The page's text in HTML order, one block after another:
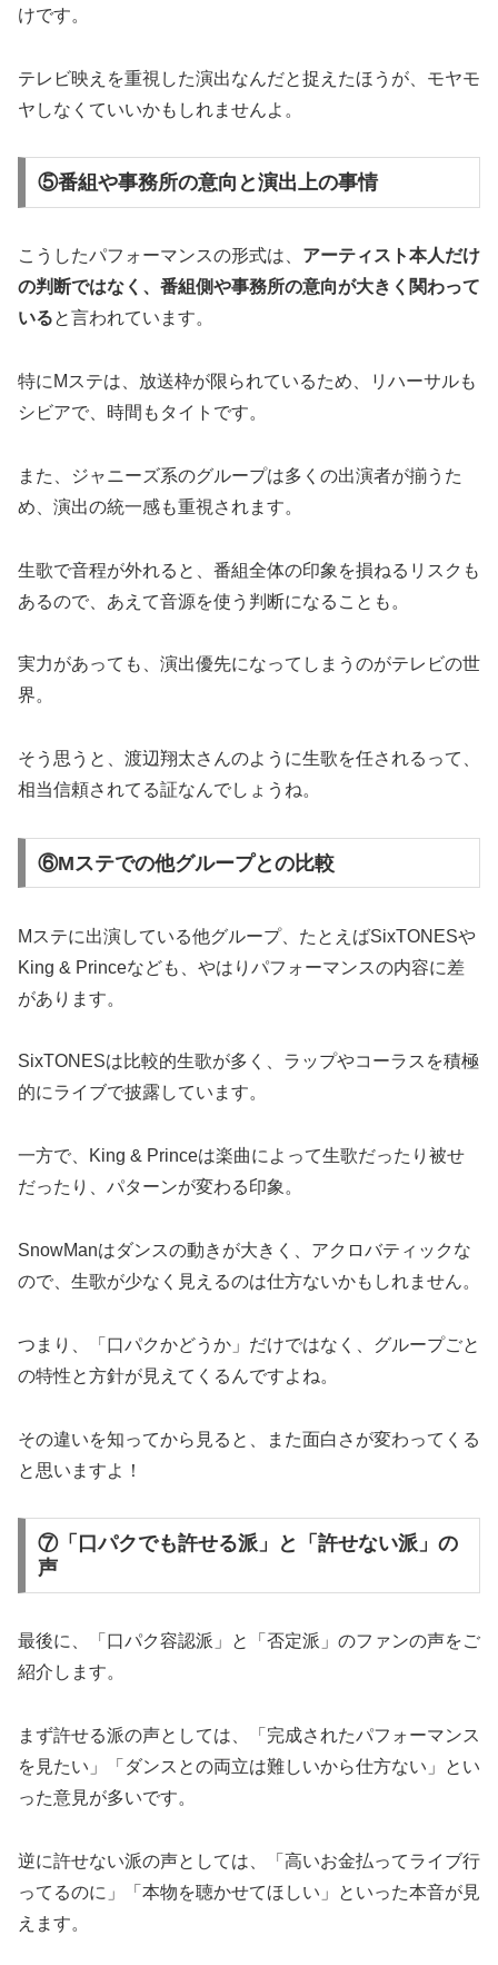
けです。
テレビ映えを重視した演出なんだと捉えたほうが、モヤモ
ヤしなくていいかもしれませんよ。
⑤番組や事務所の意向と演出上の事情
こうしたパフォーマンスの形式は、 アーティスト本人だけ
の判断ではなく、番組側や事務所の意向が大きく関わって
いると言われています。
特にMステは、放送枠が限られているため、リハーサルも
シビアで、時間もタイトです。
また、ジャニーズ系のグループは多くの出演者が揃うた
め、演出の統一感も重視されます。
生歌で音程が外れると、番組全体の印象を損ねるリスクも
あるので、あえて音源を使う判断になることも。
実力があっても、演出優先になってしまうのがテレビの世
界。
そう思うと、渡辺翔太さんのように生歌を任されるって、
相当信頼されてる証なんでしょうね。
⑥Mステでの他グループとの比較
Mステに出演している他グループ、たとえばSixTONESや
King & Princeなども、やはりパフォーマンスの内容に差
があります。
SixTONESは比較的生歌が多く、ラップやコーラスを積極
的にライブで披露しています。
一方で、King & Princeは楽曲によって生歌だったり被せ
だったり、パターンが変わる印象。
SnowManはダンスの動きが大きく、アクロバティックな
ので、生歌が少なく見えるのは仕方ないかもしれません。
つまり、「口パクかどうか」だけではなく、グループごと
の特性と方針が見えてくるんですよね。
その違いを知ってから見ると、また面白さが変わってくる
と思いますよ！
⑦「口パクでも許せる派」と「許せない派」の
声
最後に、「口パク容認派」と「否定派」のファンの声をご
紹介します。
まず許せる派の声としては、「完成されたパフォーマンス
を見たい」「ダンスとの両立は難しいから仕方ない」とい
った意見が多いです。
逆に許せない派の声としては、「高いお金払ってライブ行
ってるのに」「本物を聴かせてほしい」といった本音が見
えます。